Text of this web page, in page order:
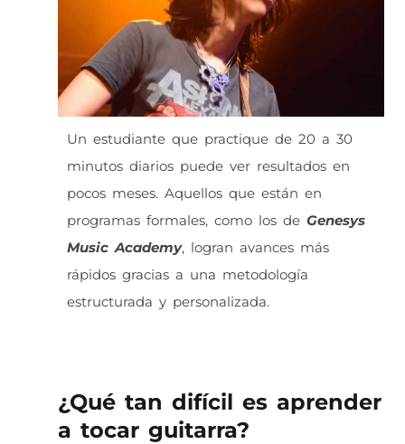
Un estudiante que practique de 20 a 30
minutos diarios puede ver resultados en
pocos meses. Aquellos que están en
programas formales, como los de Genesys
Music Academy, logran avances más
rápidos gracias a una metodología
estructurada y personalizada.
¿Qué tan difícil es aprender
a tocar guitarra?